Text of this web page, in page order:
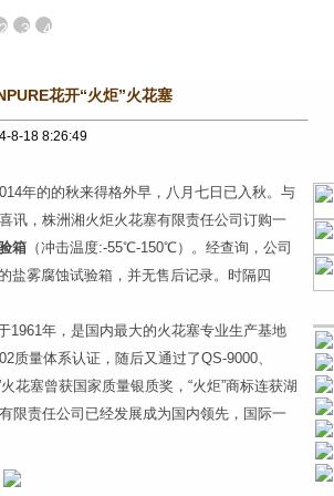
2 3 4
花开“火炬”火花塞
8-18 8:26:49
年的的秋来得格外早，八月七日已入秋。与
讯，株洲湘火炬火花塞有限责任公司订购一
箱（冲击温度:-55℃-150℃）。经查询，公司
盐雾腐蚀试验箱，并无售后记录。时隔四
年，是国内最大的火花塞专业生产基地
质量体系认证，随后又通过了QS-9000、
花塞曾获国家质量银质奖，“火炬”商标连获湖
责任公司已经发展成为国内领先，国际一